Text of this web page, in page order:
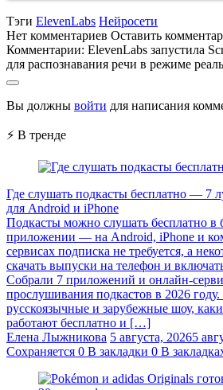
Тэги ElevenLabs Нейросети
Нет комментариев Оставить
Комментарии: ElevenLabs запустила
для распознавания речи в режиме
Вы должны войти для написания
⚡ В тренде
Где слушать подкасты бесплатно — 7
для Android и iPhone
Подкасты можно слушать бесплатно в
приложении — на Android, iPhone и
сервисах подписка не требуется, а
скачать выпуски на телефон и
Собрали 7 приложений и онлайн-
прослушивания подкастов в 2026 году.
русскоязычные и зарубежные шоу,
работают бесплатно и […]
Елена Лыжникова 5 августа, 20265
Сохраняется 0 В закладки 0 В